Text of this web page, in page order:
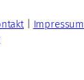
| Impressum